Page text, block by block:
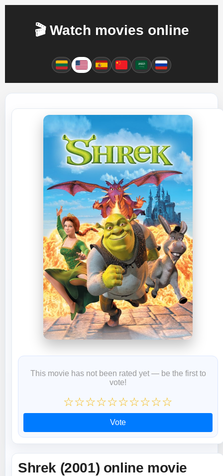
🎬 Watch movies online
This movie has not been rated yet — be the first to
vote!
☆☆☆☆☆☆☆☆☆☆
Vote
Shrek (2001) online movie